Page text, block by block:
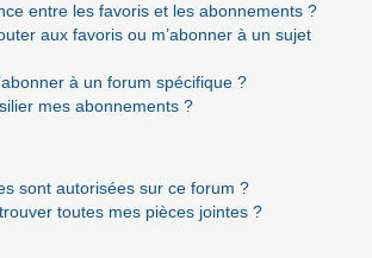
entre les favoris et les abonnements ?
aux favoris ou m’abonner à un sujet
à un forum spécifique ?
mes abonnements ?
sont autorisées sur ce forum ?
toutes mes pièces jointes ?